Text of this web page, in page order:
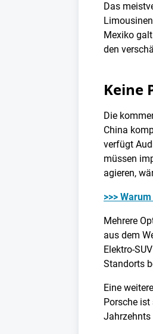
Das
Mexiko
den
Keine
Die
China
verfügt
müssen
agieren,
>>>
Mehrere
aus dem
Elektro-
Standorts
Eine
Porsche